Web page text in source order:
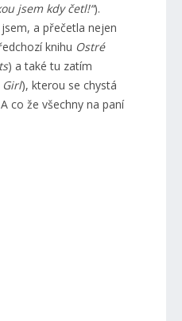
jsem kdy četl!“).
a přečetla nejen
knihu Ostré
) a také tu zatím
Girl), kterou se chystá
co že všechny na paní